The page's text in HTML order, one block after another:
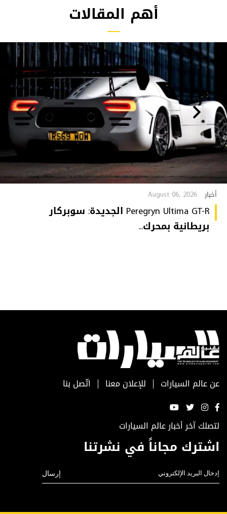
أهم المقالات
أخبار August 06, 2026
Peregryn Ultima GT-R الجديدة: سوبركار
بريطانية بمحرك...
عن عالم السيارات للإعلان معنا اتّصل بنا
لتصلك آخر أخبار عالم السيارات
اشترك مجاناً في نشرتنا